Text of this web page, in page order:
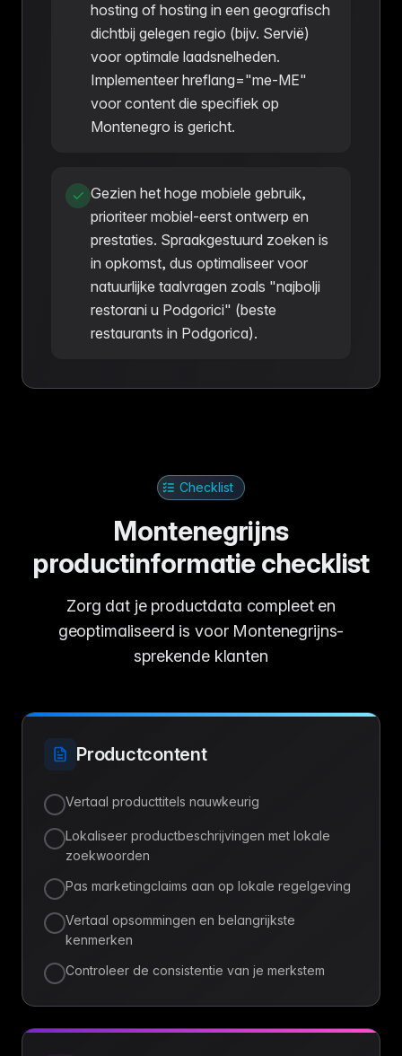
hosting of hosting in een geografisch
dichtbij gelegen regio (bijv. Servië)
voor optimale laadsnelheden.
Implementeer hreflang="me-ME"
voor content die specifiek op
Montenegro is gericht.
Gezien het hoge mobiele gebruik,
prioriteer mobiel-eerst ontwerp en
prestaties. Spraakgestuurd zoeken is
in opkomst, dus optimaliseer voor
natuurlijke taalvragen zoals "najbolji
restorani u Podgorici" (beste
restaurants in Podgorica).
Checklist
Montenegrijns
productinformatie checklist
Zorg dat je productdata compleet en
geoptimaliseerd is voor Montenegrijns-
sprekende klanten
Productcontent
Vertaal producttitels nauwkeurig
Lokaliseer productbeschrijvingen met lokale
zoekwoorden
Pas marketingclaims aan op lokale regelgeving
Vertaal opsommingen en belangrijkste
kenmerken
Controleer de consistentie van je merkstem